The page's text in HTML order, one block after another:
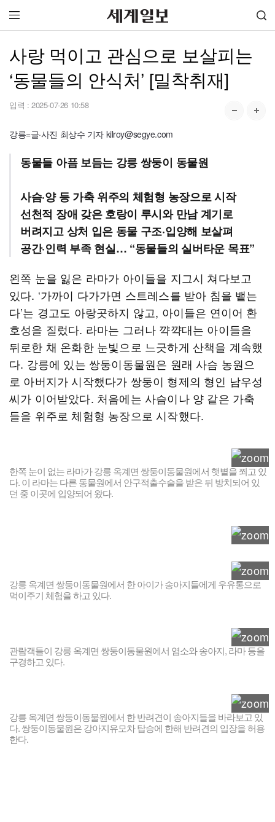
사랑 먹이고 관심으로 보살피는
‘동물들의 안식처’ [밀착취재]
입력 : 2025-07-26 10:58
강릉=글·사진 최상수 기자 kilroy@segye.com
동물들 아픔 보듬는 강릉 쌍둥이 동물원
사슴·양 등 가축 위주의 체험형 농장으로 시작
선천적 장애 갖은 호랑이 루시와 만남 계기로
버려지고 상처 입은 동물 구조·입양해 보살펴
공간·인력 부족 현실… “동물들의 실버타운 목표”
왼쪽 눈을 잃은 라마가 아이들을 지그시 쳐다보고
있다. ‘가까이 다가가면 스트레스를 받아 침을 뱉는
다’는 경고도 아랑곳하지 않고, 아이들은 연이어 환
호성을 질렀다. 라마는 그러나 꺅꺅대는 아이들을
뒤로한 채 온화한 눈빛으로 느긋하게 산책을 계속했
다. 강릉에 있는 쌍둥이동물원은 원래 사슴 농원으
로 아버지가 시작했다가 쌍둥이 형제의 형인 남우성
씨가 이어받았다. 처음에는 사슴이나 양 같은 가축
들을 위주로 체험형 농장으로 시작했다.
한쪽 눈이 없는 라마가 강릉 옥계면 쌍둥이동물원에서 햇볕을 쬐고 있
다. 이 라마는 다른 동물원에서 안구적출수술을 받은 뒤 방치되어 있
던 중 이곳에 입양되어 왔다.
강릉 옥계면 쌍둥이동물원에서 한 아이가 송아지들에게 우유통으로
먹이주기 체험을 하고 있다.
관람객들이 강릉 옥계면 쌍둥이동물원에서 염소와 송아지, 라마 등을
구경하고 있다.
강릉 옥계면 쌍둥이동물원에서 한 반려견이 송아지들을 바라보고 있
다. 쌍둥이동물원은 강아지유모차 탑승에 한해 반려견의 입장을 허용
한다.